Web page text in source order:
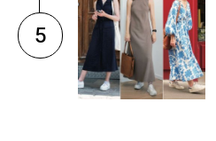
5